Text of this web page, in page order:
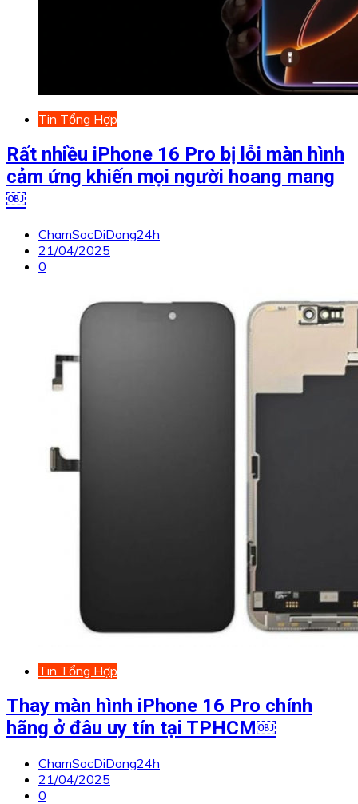
Tin Tổng Hợp
Rất nhiều iPhone 16 Pro bị lỗi màn hình
cảm ứng khiến mọi người hoang mang
￼
ChamSocDiDong24h
21/04/2025
0
Tin Tổng Hợp
Thay màn hình iPhone 16 Pro chính
hãng ở đâu uy tín tại TPHCM￼
ChamSocDiDong24h
21/04/2025
0